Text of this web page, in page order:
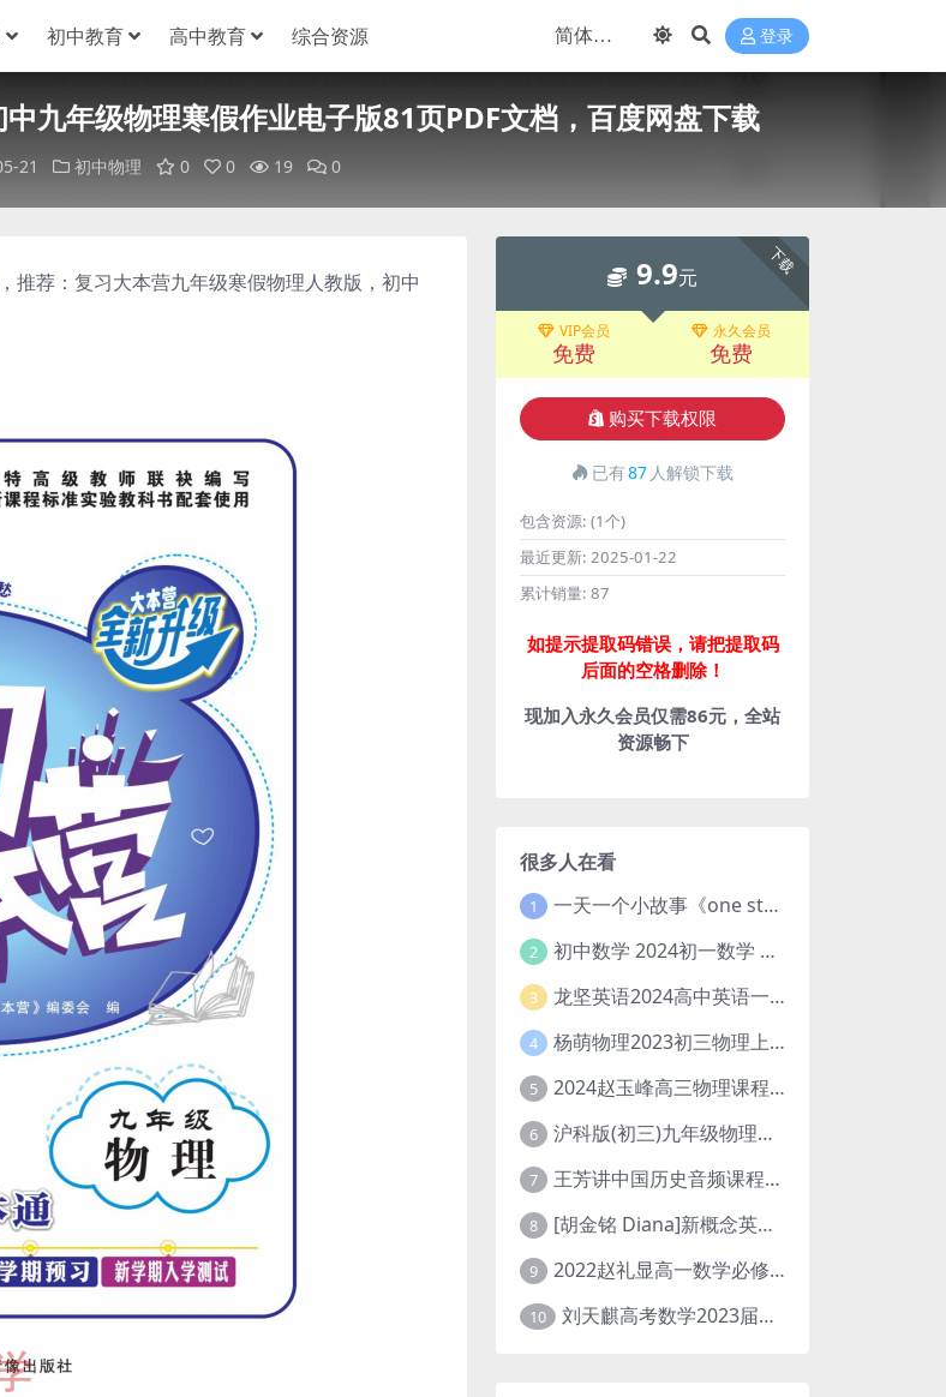
初中教育 高中教育 综合资源 登录
九年级物理寒假作业电子版81页PDF文档，百度网盘下载
21 初中物理 0 0 19 0
推荐：复习大本营九年级寒假物理人教版，初中
下载
9.9元
VIP会员
免费
永久会员
免费
购买下载权限
已有87 人解锁下载
包含资源: (1个)
最近更新: 2025-01-22
累计销量: 87
如提示提取码错误，请把提取码
后面的空格删除！
现加入永久会员仅需86元，全站
资源畅下
很多人在看
1 一天一个小故事《one story a day》初中版 百度网盘分享下载
2 初中数学 2024初一数学 朱韬数学 S班春季下 A+班春季下 百度云网盘
3 龙坚英语2024高中英语一轮系统班(全国卷+北京卷)
4 杨萌物理2023初三物理上秋季A+班(视频+讲义) 百度网盘分享
5 2024赵玉峰高三物理课程24年高考物理一轮复习网课教程
6 沪科版(初三)九年级物理全一册网课教学视频全集(录播版 杜春雨 66讲)
7 王芳讲中国历史音频课程全集(上下五千年)
8 [胡金铭 Diana]新概念英语第1册教学视频课程(全集 百度网盘下载)
9 2022赵礼显高一数学必修一课程视频资源(秋季班 含讲义)百度网盘云
10 刘天麒高考数学2023届一轮暑假班直播课合集(A和A+)